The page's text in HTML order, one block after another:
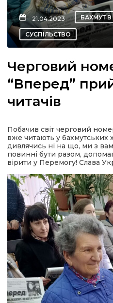
політика
місія
21.04.2023 БАХМУТ В
СУСПІЛЬСТВО
Черговий
“Вперед”
читачів
Побачив світ черговий
вже читають у бахмутських
дивлячись ні на що, ми з
повинні бути разом,
вірити у Перемогу! Слава